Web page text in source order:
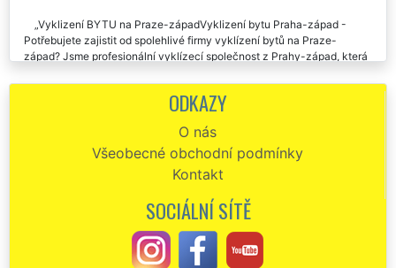
Vyklizení BYTU na Praze-západVyklizení bytu Praha-západ -
Potřebujete zajistit od spolehlivé firmy vyklízení bytů na Praze-
západ? Jsme profesionální vyklízecí společnost z Prahy-západ, která
STĚHOVÁNÍ a EXTRA VYKLÍZENÍ vám v celém okrese Praha-západ
zajistí bezproblémové vyklizení vašeho bytu nebo vyklízení bytové
bude vyhovovat. Vyklízení bytů na Praze-západ automaticky
zahrnuje likvidaci a odvoz likvidovaných věcí na skládku. V případě
zájmu zajistíme přistavení kontejneru či kontejnerů na likvidovaný
nábytek či materiál, který se nachází ve vyklízeném bytě či objektu.
ODKAZY
O nás
Všeobecné obchodní podmínky
Kontakt
SOCIÁLNÍ SÍTĚ